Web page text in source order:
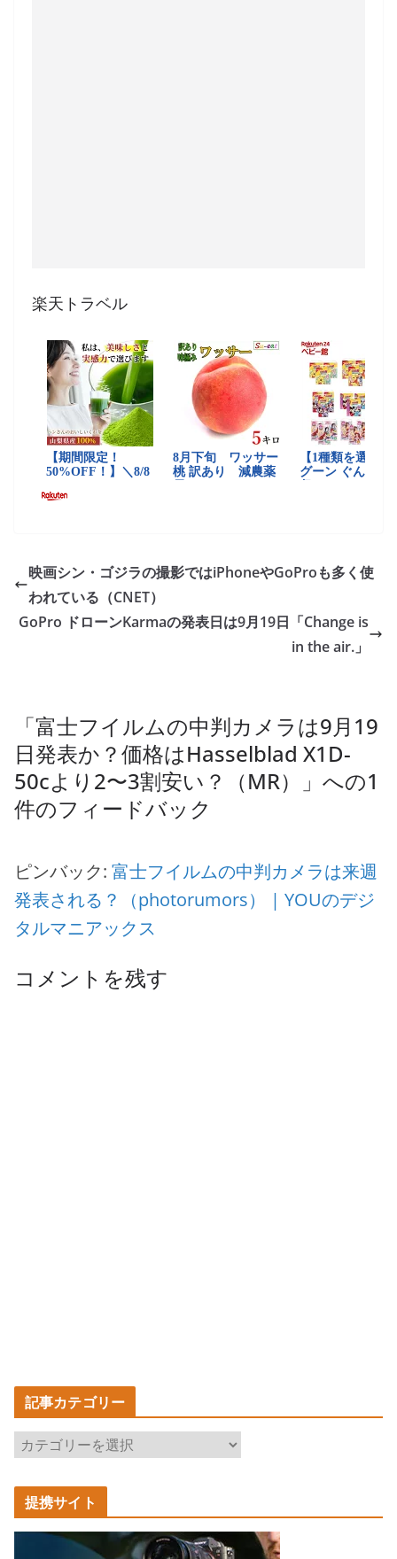
楽天トラベル
映画シン・ゴジラの撮影ではiPhoneやGoProも多く使
われている（CNET）
GoPro ドローンKarmaの発表日は9月19日「Change is
in the air.」
「富士フイルムの中判カメラは9月19
日発表か？価格はHasselblad X1D-
50cより2〜3割安い？（MR）
」への1
件のフィードバック
ピンバック: 富士フイルムの中判カメラは来週
発表される？（photorumors） | YOUのデジ
タルマニアックス
コメントを残す
記事カテゴリー
記
事
カ
テ
ゴ
提携サイト